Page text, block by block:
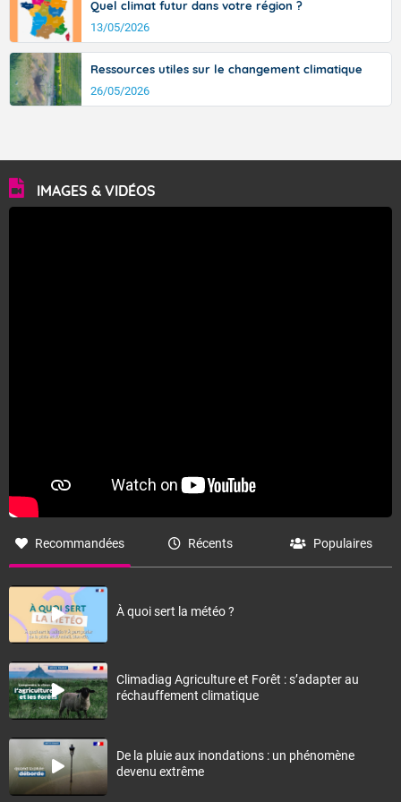
Quel climat futur dans votre région ?
13/05/2026
Ressources utiles sur le changement climatique
26/05/2026
IMAGES & VIDÉOS
Recommandées Récents Populaires
À quoi sert la météo ?
Climadiag Agriculture et Forêt : s’adapter au
réchauffement climatique
De la pluie aux inondations : un phénomène
devenu extrême